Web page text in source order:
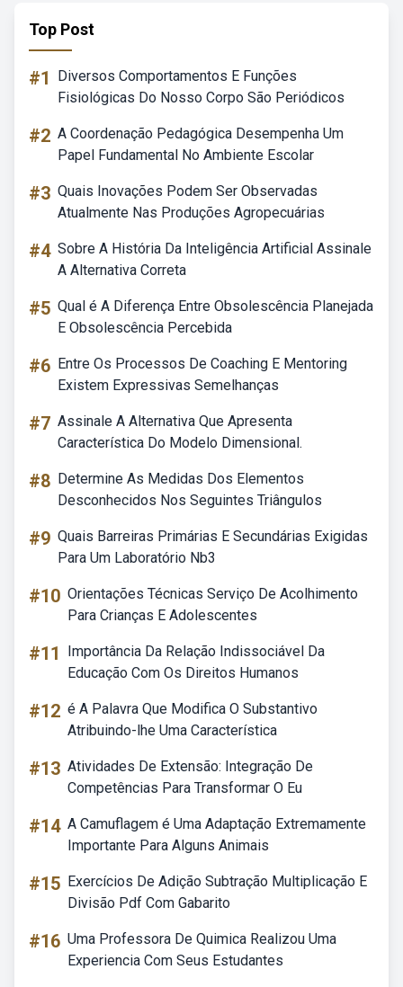
Top Post
#1
Diversos Comportamentos E Funções
Fisiológicas Do Nosso Corpo São Periódicos
#2 A Coordenação Pedagógica Desempenha Um
Papel Fundamental No Ambiente Escolar
#3 Quais Inovações Podem Ser Observadas
Atualmente Nas Produções Agropecuárias
#4 Sobre A História Da Inteligência Artificial Assinale
A Alternativa Correta
#5 Qual é A Diferença Entre Obsolescência Planejada
E Obsolescência Percebida
#6 Entre Os Processos De Coaching E Mentoring
Existem Expressivas Semelhanças
#7 Assinale A Alternativa Que Apresenta
Característica Do Modelo Dimensional.
#8 Determine As Medidas Dos Elementos
Desconhecidos Nos Seguintes Triângulos
#9 Quais Barreiras Primárias E Secundárias Exigidas
Para Um Laboratório Nb3
#10 Orientações Técnicas Serviço De Acolhimento
Para Crianças E Adolescentes
#11
Importância Da Relação Indissociável Da
Educação Com Os Direitos Humanos
#12 é A Palavra Que Modifica O Substantivo
Atribuindo-lhe Uma Característica
#13 Atividades De Extensão: Integração De
Competências Para Transformar O Eu
#14 A Camuflagem é Uma Adaptação Extremamente
Importante Para Alguns Animais
#15 Exercícios De Adição Subtração Multiplicação E
Divisão Pdf Com Gabarito
#16 Uma Professora De Quimica Realizou Uma
Experiencia Com Seus Estudantes